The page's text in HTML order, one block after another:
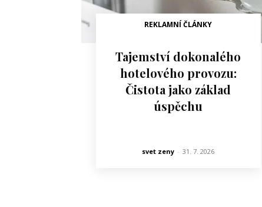
REKLAMNÍ ČLÁNKY
Tajemství dokonalého
hotelového provozu:
Čistota jako základ
úspěchu
svet zeny - 31. 7. 2026